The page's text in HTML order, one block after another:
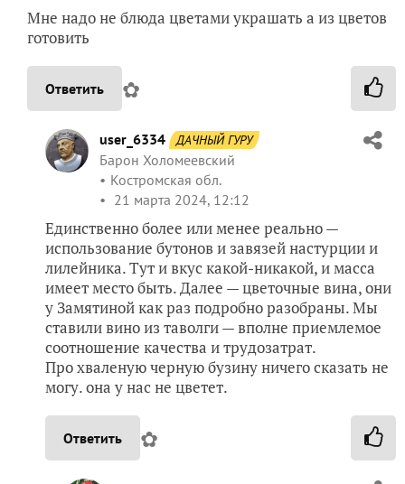
Мне надо не блюда цветами украшать а из цветов
готовить
Ответить ✿
user_6334 ДАЧНЫЙ ГУРУ
Барон Холомеевский
Костромская обл.
21 марта 2024, 12:12
Единственно более или менее реально —
использование бутонов и завязей настурции и
лилейника. Тут и вкус какой-никакой, и масса
имеет место быть. Далее — цветочные вина, они
у Замятиной как раз подробно разобраны. Мы
ставили вино из таволги — вполне приемлемое
соотношение качества и трудозатрат.
Про хваленую черную бузину ничего сказать не
могу. она у нас не цветет.
Ответить ✿